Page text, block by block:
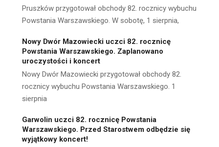
Pruszków przygotował obchody 82. rocznicy wybuchu
Powstania Warszawskiego. W sobotę, 1 sierpnia,
Nowy Dwór Mazowiecki uczci 82. rocznicę
Powstania Warszawskiego. Zaplanowano
uroczystości i koncert
Nowy Dwór Mazowiecki przygotował obchody 82.
rocznicy wybuchu Powstania Warszawskiego. 1
sierpnia
Garwolin uczci 82. rocznicę Powstania
Warszawskiego. Przed Starostwem odbędzie się
wyjątkowy koncert!